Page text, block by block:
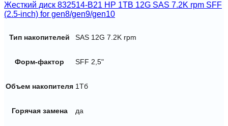
Жесткий диск 832514-B21 HP 1TB 12G SAS 7.2K rpm SFF
(2.5-inch) for gen8/gen9/gen10
Тип накопителей SAS 12G 7.2K rpm
Форм-фактор SFF 2,5"
Объем накопителя 1Тб
Горячая замена да